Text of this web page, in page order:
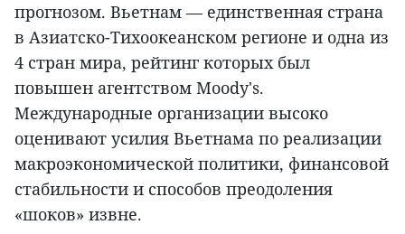
прогнозом. Вьетнам — единственная страна
в Азиатско-Тихоокеанском регионе и одна из
4 стран мира, рейтинг которых был
повышен агентством Moody's.
Международные организации высоко
оценивают усилия Вьетнама по реализации
макроэкономической политики, финансовой
стабильности и способов преодоления
«шоков» извне.